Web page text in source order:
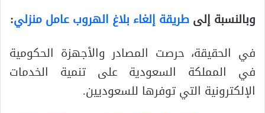
وبالنسبة إلىطريقة إلغاء بلاغ الهروب عامل منزلي:
في الحقيقة، حرصت المصادر والأجهزة الحكومية
في المملكة السعودية على تنمية الخدمات
الإلكترونية التي توفرها للسعوديين.